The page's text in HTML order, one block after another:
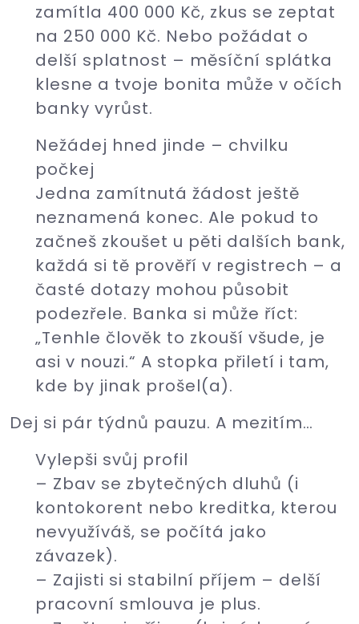
zamítla 400 000 Kč, zkus se zeptat
na 250 000 Kč. Nebo požádat o
delší splatnost – měsíční splátka
klesne a tvoje bonita může v očích
banky vyrůst.
Nežádej hned jinde – chvilku
počkej
Jedna zamítnutá žádost ještě
neznamená konec. Ale pokud to
začneš zkoušet u pěti dalších bank,
každá si tě prověří v registrech – a
časté dotazy mohou působit
podezřele. Banka si může říct:
„Tenhle člověk to zkouší všude, je
asi v nouzi.“ A stopka přiletí i tam,
kde by jinak prošel(a).
Dej si pár týdnů pauzu. A mezitím…
Vylepši svůj profil
– Zbav se zbytečných dluhů (i
kontokorent nebo kreditka, kterou
nevyužíváš, se počítá jako
závazek).
– Zajisti si stabilní příjem – delší
pracovní smlouva je plus.